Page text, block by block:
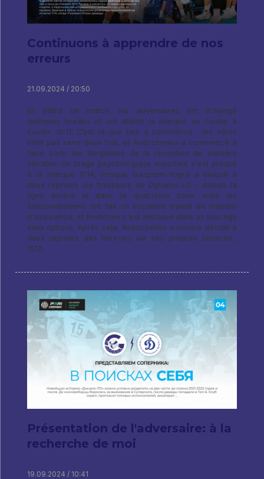
Continuons à apprendre de nos
erreurs
21.09.2024 / 20:50
En début de match, les adversaires ont échangé
quelques breaks et ont atteint la marque au coude à
coude. 10:11. C’est là que tout a commencé : les hôtes
n’ont pas servi deux fois, et Avdochenko a commencé à
faire sortir les Surgutiens de la réception de manière
variable. Un tirage psychologique important s'est produit
à la marque 11:14, lorsque Gazprom-Yugra a bloqué à
deux reprises les finisseurs de Dynamo-LO – depuis la
ligne arrière et dans la quatrième zone, mais les
Sosnovoboriens ont fait un excellent travail en matière
d'assurance, et Rodichev s'est retrouvé dans un blocage
sans options. Après cela, Avdochenko a encore décidé à
deux reprises des hors-jeu sur ses propres services.,
11:17.
Présentation de l'adversaire: à la
recherche de moi
19.09.2024 / 10:41